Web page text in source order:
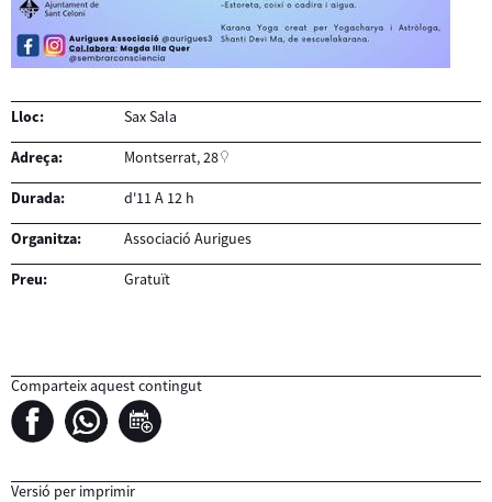
Lloc: Sax Sala
Adreça: Montserrat, 28
Durada: d'11 A 12 h
Organitza: Associació Aurigues
Preu: Gratuït
Comparteix aquest contingut
Versió per imprimir